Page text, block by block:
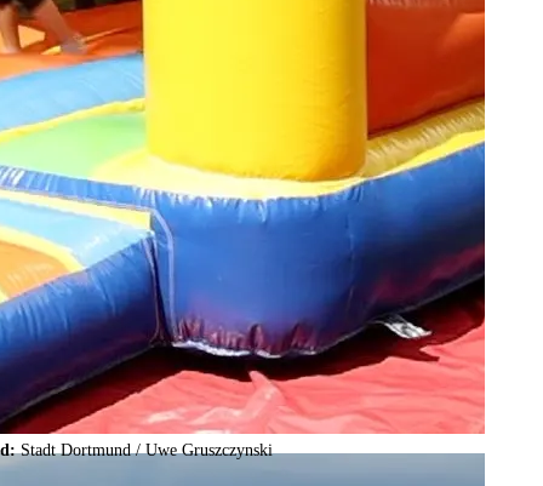
Stadt Dortmund /Uwe Gruszczynski